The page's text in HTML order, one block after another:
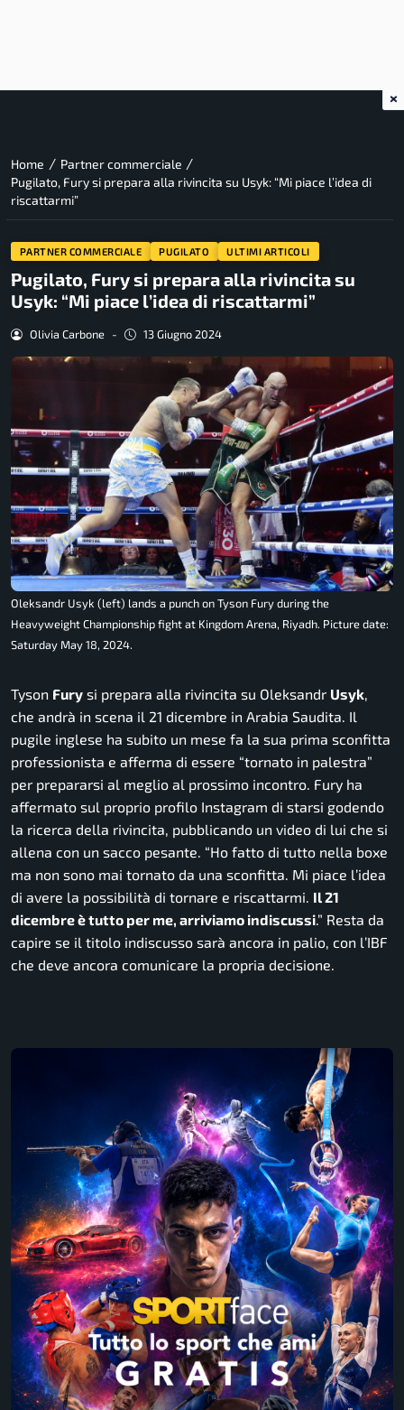
Home / Partner commerciale /
Pugilato, Fury si prepara alla rivincita su Usyk: “Mi piace l’idea di
riscattarmi”
PARTNER COMMERCIALE PUGILATO ULTIMI ARTICOLI
Pugilato, Fury si prepara alla rivincita su
Usyk: “Mi piace l’idea di riscattarmi”
Olivia Carbone - 13 Giugno 2024
Oleksandr Usyk (left) lands a punch on Tyson Fury during the
Heavyweight Championship fight at Kingdom Arena, Riyadh. Picture date:
Saturday May 18, 2024.
Tyson Fury si prepara alla rivincita su Oleksandr Usyk,
che andrà in scena il 21 dicembre in Arabia Saudita. Il
pugile inglese ha subito un mese fa la sua prima sconfitta
professionista e afferma di essere “tornato in palestra”
per prepararsi al meglio al prossimo incontro. Fury ha
affermato sul proprio profilo Instagram di starsi godendo
la ricerca della rivincita, pubblicando un video di lui che si
allena con un sacco pesante. “Ho fatto di tutto nella boxe
ma non sono mai tornato da una sconfitta. Mi piace l’idea
di avere la possibilità di tornare e riscattarmi. Il 21
dicembre è tutto per me, arriviamo indiscussi.” Resta da
capire se il titolo indiscusso sarà ancora in palio, con l’IBF
che deve ancora comunicare la propria decisione.
×